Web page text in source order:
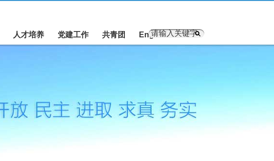
人才培养 党建工作 共青团 English